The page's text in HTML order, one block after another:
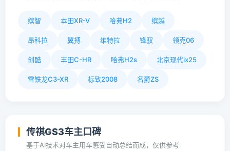
缤智 本田XR-V 哈弗H2 缤越
昂科拉 翼搏 维特拉 锋驭 领克06
创酷 丰田C-HR 哈弗H2s 北京现代ix25
雪铁龙C3-XR 标致2008 名爵ZS
传祺GS3车主口碑
基于AI技术对车主用车感受自动总结而成，仅供参考